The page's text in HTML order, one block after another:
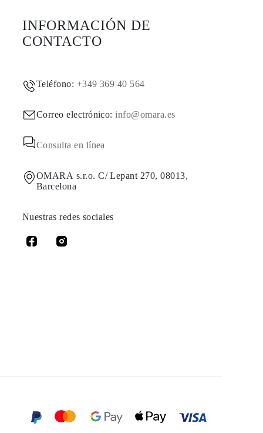
INFORMACIÓN DE
CONTACTO
Teléfono: +349 369 40 564
Correo electrónico:info@omara.es
Consulta en línea
OMARA s.r.o. C/ Lepant 270, 08013,
Barcelona
Nuestras redes sociales